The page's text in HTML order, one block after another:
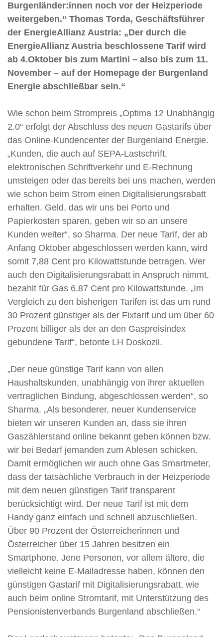
Burgenländer:innen noch vor der Heizperiode
weitergeben.“ Thomas Torda, Geschäftsführer
der EnergieAllianz Austria: „Der durch die
EnergieAllianz Austria beschlossene Tarif wird
ab 4.Oktober bis zum Martini – also bis zum 11.
November – auf der Homepage der Burgenland
Energie abschließbar sein.“
Wie schon beim Strompreis „Optima 12 Unabhängig
2.0“ erfolgt der Abschluss des neuen Gastarifs über
das Online-Kundencenter der Burgenland Energie.
„Kunden, die auch auf SEPA-Lastschrift,
elektronischen Schriftverkehr und E-Rechnung
umsteigen oder das bereits bei uns machen, werden
wie schon beim Strom einen Digitalisierungsrabatt
erhalten. Geld, das wir uns bei Porto und
Papierkosten sparen, geben wir so an unsere
Kunden weiter“, so Sharma. Der neue Tarif, der ab
Anfang Oktober abgeschlossen werden kann, wird
somit 7,88 Cent pro Kilowattstunde betragen. Wer
auch den Digitalisierungsrabatt in Anspruch nimmt,
bezahlt für Gas 6,87 Cent pro Kilowattstunde. „Im
Vergleich zu den bisherigen Tarifen ist das um rund
30 Prozent günstiger als der Fixtarif und um über 60
Prozent billiger als der an den Gaspreisindex
gebundene Tarif“, betonte LH Doskozil.
„Der neue günstige Tarif kann von allen
Haushaltskunden, unabhängig von ihrer aktuellen
vertraglichen Bindung, abgeschlossen werden“, so
Sharma. „Als besonderer, neuer Kundenservice
bieten wir unseren Kunden an, dass sie ihren
Gaszählerstand online bekannt geben können bzw.
wir bei Bedarf jemanden zum Ablesen schicken.
Damit ermöglichen wir auch ohne Gas Smartmeter,
dass der tatsächliche Verbrauch in der Heizperiode
mit dem neuen günstigen Tarif transparent
berücksichtigt wird. Der neue Tarif ist mit dem
Handy ganz einfach und schnell abzuschließen.
Über 90 Prozent der Österreicherinnen und
Österreicher über 15 Jahren besitzen ein
Smartphone. Jene Personen, vor allem ältere, die
vielleicht keine E-Mailadresse haben, können den
günstigen Gastarif mit Digitalisierungsrabatt, wie
auch beim online Stromtarif, mit Unterstützung des
Pensionistenverbands Burgenland abschließen.“